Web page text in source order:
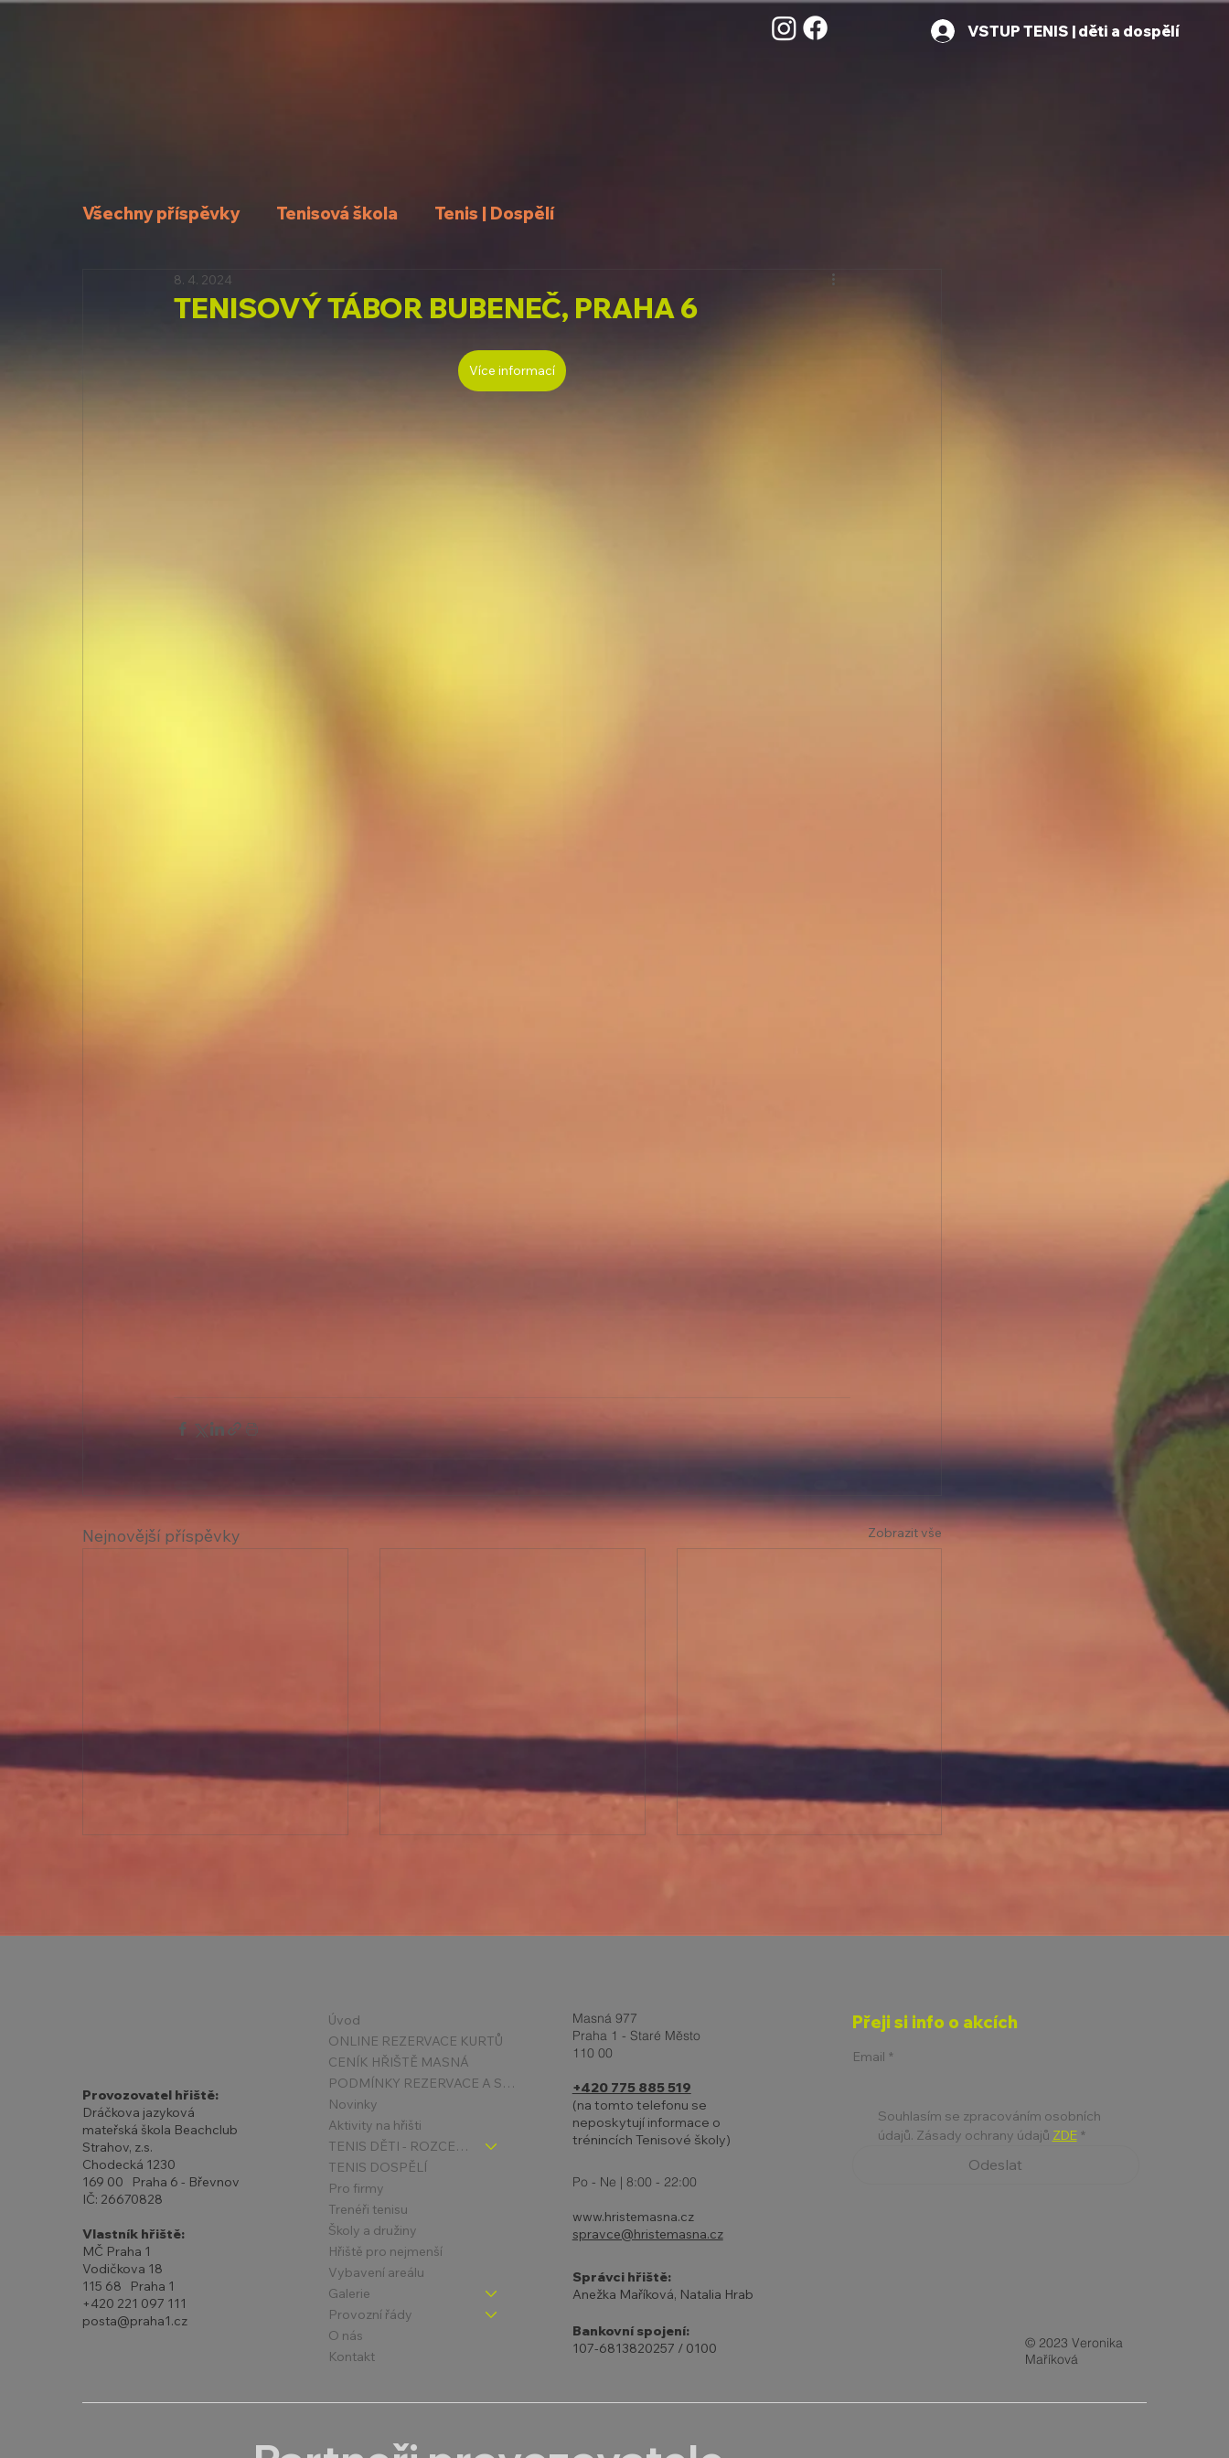
VSTUP TENIS | děti a dospělí
Všechny příspěvky Tenisová škola Tenis | Dospělí
TENISOVÝ TÁBOR BUBENEČ, PRAHA 6
8. 4. 2024
Více informací
Nejnovější příspěvky Zobrazit vše
Velikonoční prázdniny 2-
6.4.
BOURÁNÍ PŘETLAKOVÉ
HALY 27.3.2026
Provozovatel hřiště:
Dráčkova jazyková
mateřská škola Beachclub
Strahov, z.s.
Chodecká 1230
169 00 Praha 6 - Břevnov
IČ: 26670828
Vlastník hřiště:
MČ Praha 1
Vodičkova 18
115 68 Praha 1
+420 221 097 111
posta@praha1.cz
Úvod
ONLINE REZERVACE KURTŮ
CENÍK HŘIŠTĚ MASNÁ
PODMÍNKY REZERVACE A STORNA
Novinky
Aktivity na hřišti
TENIS DĚTI - ROZCESTNÍK
TENIS DOSPĚLÍ
Pro firmy
Trenéři tenisu
Školy a družiny
Hřiště pro nejmenší
Vybavení areálu
Galerie
Provozní řády
O nás
Kontakt
Masná 977
Praha 1 - Staré Město
110 00
+420 775 885 519
(na tomto telefonu se
neposkytují informace o
trénincích Tenisové školy)
Po - Ne | 8:00 - 22:00
www.hristemasna.cz
spravce@hristemasna.cz
Správci hřiště:
Anežka Maříková, Natalia Hrab
Bankovní spojení:
107-6813820257 / 0100
Přeji si info o akcích
Email *
Souhlasím se zpracováním osobních
údajů. Zásady ochrany údajů ZDE *
Odeslat
© 2023 Veronika
Maříková